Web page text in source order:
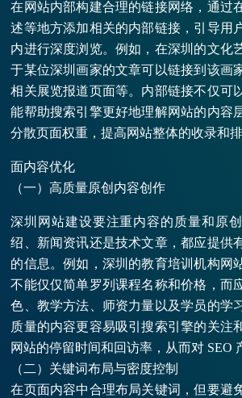
在网站内部构建合理的链接网络，通过
述等地方添加相关的内部链接，引导用
内进行深度浏览。例如，在深圳的文化
于某位深圳画家的文章可以链接到该画
相关展览报道页面等。内部链接不仅可
能帮助搜索引擎更好地理解网站的内容
分散页面权重，提高网站整体的收录和排
面内容优化
（一）高质量原创内容创作
深圳网站建设要注重内容的质量和原
绍、新闻资讯还是技术文章，都应提供
的信息。例如，深圳的教育培训机构网
不能仅仅简单罗列课程名称和价格，而
色、教学方法、师资力量以及学员的学
质量的内容更容易吸引搜索引擎的关注
网站的停留时间和回访率，从而对 SEO
（二）关键词布局与密度控制
在页面内容中合理布局关键词，但要避